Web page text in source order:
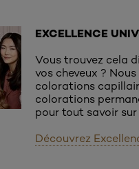
EXCELLENCE
Vous trouvez cela
vos cheveux ?
colorations
colorations
pour tout savoir
Découvrez